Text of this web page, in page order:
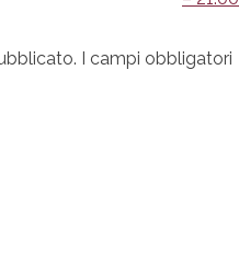
I campi obbligatori